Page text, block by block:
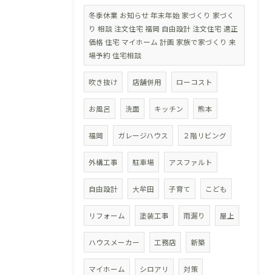
冬季休業 お知らせ 年末年始 家づくり 家づく
り 相談 注文住宅 福岡 自由設計 注文住宅 適正
価格 住宅 マイホーム 計画 家族で家づくり 来
場予約 住宅相談
吹き抜け 店舗併用 ローコスト
お風呂 洗面 キッチン 熊本
福岡 ガレージハウス ２階リビング
外構工事 駐車場 アスファルト
自由設計 大牟田 子育て こども
リフォーム 塗装工事 雨漏り 屋上
ハウスメーカー 工務店 新築
マイホーム シロアリ 対策